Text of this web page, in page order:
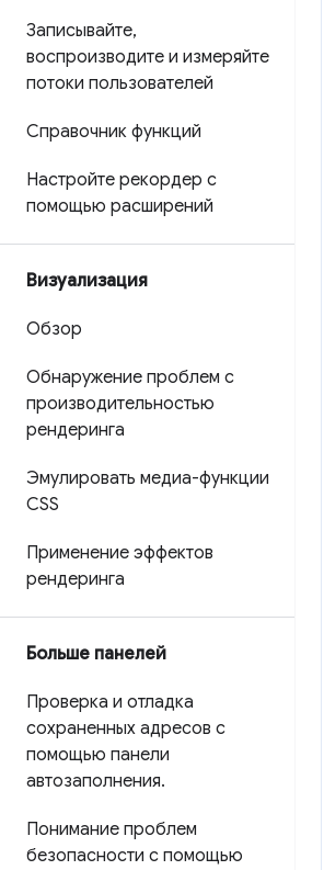
Записывайте,
воспроизводите и измеряйте
потоки пользователей
Справочник функций
Настройте рекордер с
помощью расширений
Визуализация
Обзор
Обнаружение проблем с
производительностью
рендеринга
Эмулировать медиа-функции
CSS
Применение эффектов
рендеринга
Больше панелей
Проверка и отладка
сохраненных адресов с
помощью панели
автозаполнения.
Понимание проблем
безопасности с помощью